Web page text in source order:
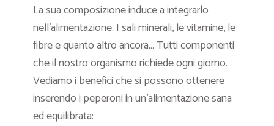
La sua composizione induce a integrarlo
nell’alimentazione. I sali minerali, le vitamine, le
fibre e quanto altro ancora… Tutti componenti
che il nostro organismo richiede ogni giorno.
Vediamo i benefici che si possono ottenere
inserendo i peperoni in un’alimentazione sana
ed equilibrata: